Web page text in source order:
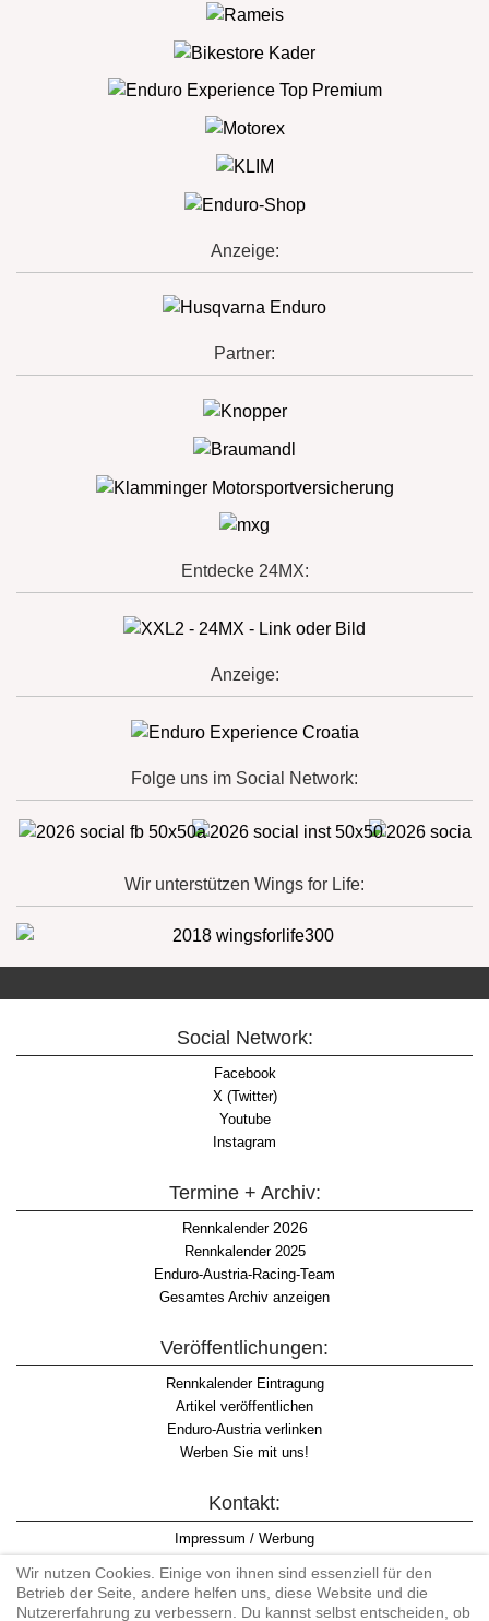
Anzeige:
Partner:
Entdecke 24MX:
Anzeige:
Folge uns im Social Network:
Wir unterstützen Wings for Life:
Social Network:
Facebook
X (Twitter)
Youtube
Instagram
Termine + Archiv:
Rennkalender2026
Rennkalender 2025
Enduro-Austria-Racing-Team
Gesamtes Archiv anzeigen
Veröffentlichungen:
Rennkalender Eintragung
Artikel veröffentlichen
Enduro-Austria verlinken
Werben Sie mit uns!
Kontakt:
Impressum / Werbung
Informationspflicht WKO
AGB
Wir nutzen Cookies. Einige von ihnen sind essenziell für den
Betrieb der Seite, andere helfen uns, diese Website und die
Nutzererfahrung zu verbessern. Du kannst selbst entscheiden, ob